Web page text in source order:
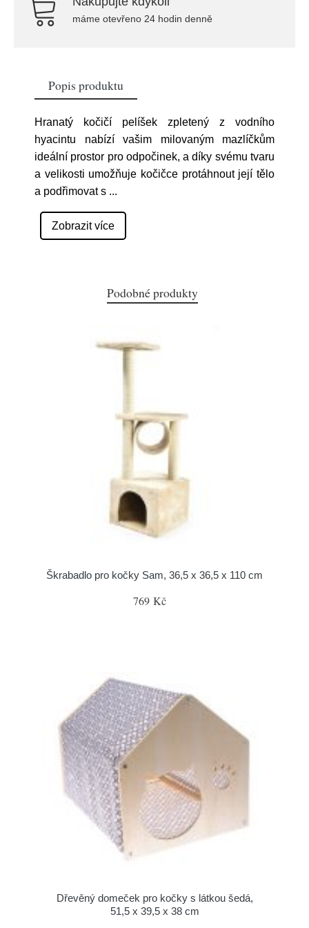
máme otevřeno 24 hodin denně
Popis produktu
Hranatý kočičí pelíšek zpletený z vodního
hyacintu nabízí vašim milovaným mazlíčkům
ideální prostor pro odpočinek, a díky svému tvaru
a velikosti umožňuje kočičce protáhnout její tělo
a podřimovat s ...
Zobrazit více
Podobné produkty
Škrabadlo pro kočky Sam, 36,5 x 36,5 x 110 cm
769 Kč
Dřevěný domeček pro kočky s látkou šedá,
51,5 x 39,5 x 38 cm